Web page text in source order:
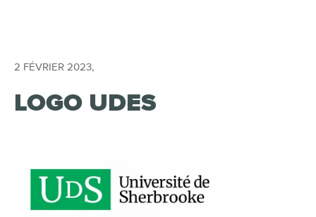
2 FÉVRIER 2023,
LOGO UDES